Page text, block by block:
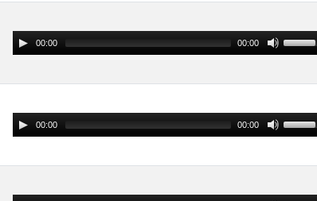
00:00 00:00
00:00 00:00